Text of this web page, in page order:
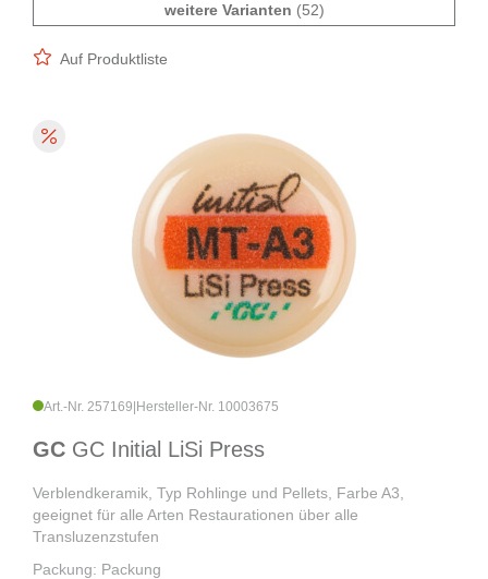
weitere Varianten (52)
Auf Produktliste
Art.-Nr. 257169 Hersteller-Nr. 10003675
GC GC Initial LiSi Press
Verblendkeramik, Typ Rohlinge und Pellets, Farbe A3,
geeignet für alle Arten Restaurationen über alle
Transluzenzstufen
Packung: Packung